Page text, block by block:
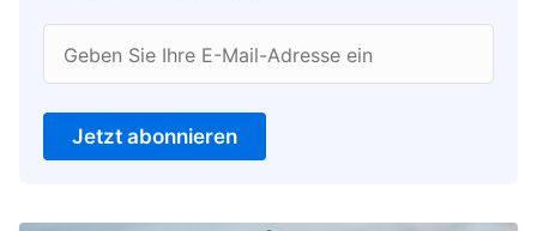
Geben Sie Ihre E-Mail-Adresse ein
Jetzt abonnieren